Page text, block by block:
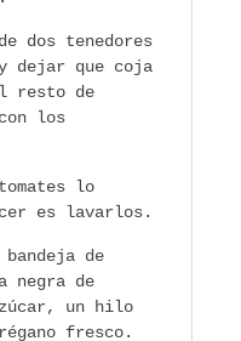
dos tenedores
dejar que coja
resto de
los
lo
es lavarlos.
de
negra de
un hilo
fresco.